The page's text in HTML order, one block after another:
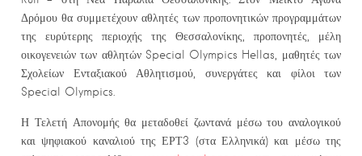
Δρόμου θα συμμετέχουν αθλητές των προπονητικών προγραμμάτων
της ευρύτερης περιοχής της Θεσσαλονίκης, προπονητές, μέλη
οικογενειών των αθλητών Special Olympics Hellas, μαθητές των
Σχολείων Ενταξιακού Αθλητισμού, συνεργάτες και φίλοι των
Special Olympics.
Η Τελετή Απονομής θα μεταδοθεί ζωντανά μέσω του αναλογικού
και ψηφιακού καναλιού της ΕΡΤ3 (στα Ελληνικά) και μέσω της